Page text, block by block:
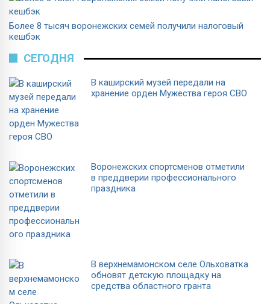
Более 8 тысяч воронежских семей получили налоговый
кешбэк
СЕГОДНЯ
В каширский музей передали на
хранение орден Мужества героя СВО
Воронежских спортсменов отметили
в преддверии профессионального
праздника
В верхнемамонском селе Ольховатка
обновят детскую площадку на
средства областного гранта